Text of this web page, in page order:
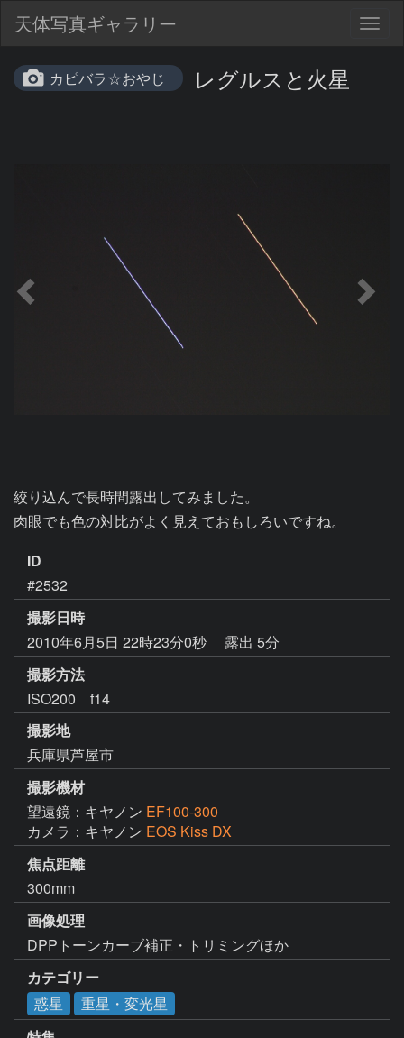
天体写真ギャラリー
カピバラ☆おやじ レグルスと火星
絞り込んで長時間露出してみました。
肉眼でも色の対比がよく見えておもしろいですね。
ID
#2532
撮影日時
2010年6月5日 22時23分0秒
露出 5分
撮影方法
ISO200 f14
撮影地
兵庫県芦屋市
撮影機材
望遠鏡：キヤノン EF100-300
カメラ：キヤノン EOS Kiss DX
焦点距離
300mm
画像処理
DPPトーンカーブ補正・トリミングほか
カテゴリー
惑星
重星・変光星